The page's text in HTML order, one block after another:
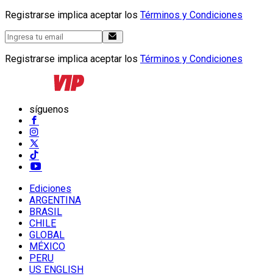
Registrarse implica aceptar los Términos y Condiciones
Registrarse implica aceptar los Términos y Condiciones
síguenos
Ediciones
ARGENTINA
BRASIL
CHILE
GLOBAL
MÉXICO
PERU
US ENGLISH